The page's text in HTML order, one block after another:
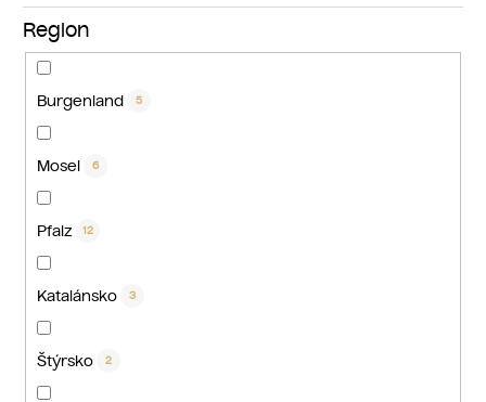
Region
Burgenland 5
Mosel 6
Pfalz 12
Katalánsko 3
Štýrsko 2